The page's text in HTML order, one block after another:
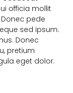
officia mollit
pede
sed ipsum.
Donec
pretium
eget dolor.